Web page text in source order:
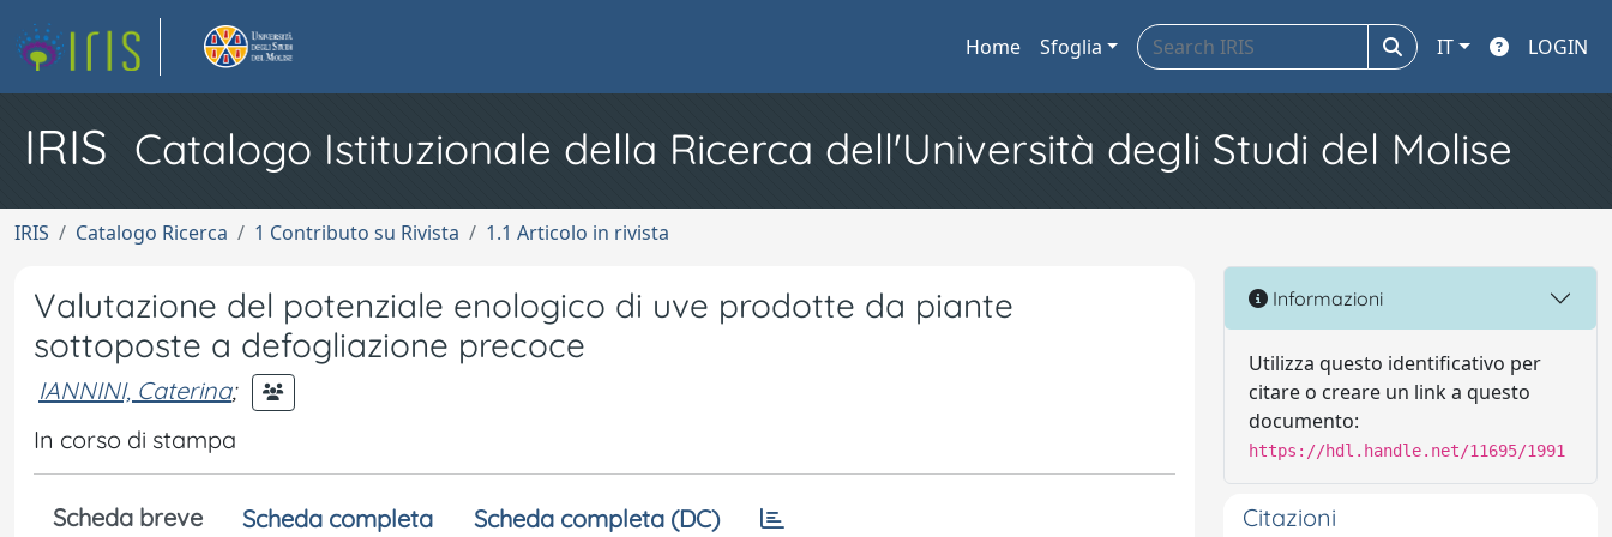
Home Sfoglia IT LOGIN
IRIS Catalogo Istituzionale della Ricerca dell'Università degli Studi del Molise
IRIS Catalogo Ricerca 1 Contributo su Rivista 1.1 Articolo in rivista
Valutazione del potenziale enologico di uve prodotte da piante
sottoposte a defogliazione precoce
IANNINI, Caterina;
In corso di stampa
Scheda breve Scheda completa Scheda completa (DC)
Informazioni
Utilizza questo identificativo per
citare o creare un link a questo
documento:
https://hdl.handle.net/11695/1991
Citazioni